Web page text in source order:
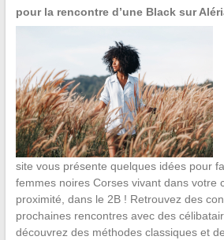
pour la rencontre d’une Black sur
site vous présente quelques idées pour
femmes noires Corses vivant dans votre
proximité, dans le 2B ! Retrouvez des
prochaines rencontres avec des
découvrez des méthodes classiques et